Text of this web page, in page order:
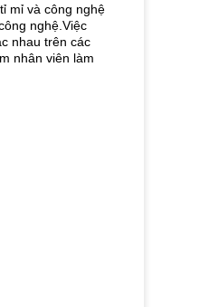
mỉ và công nghệ
nghệ.Việc
nhau trên các
nhân viên làm